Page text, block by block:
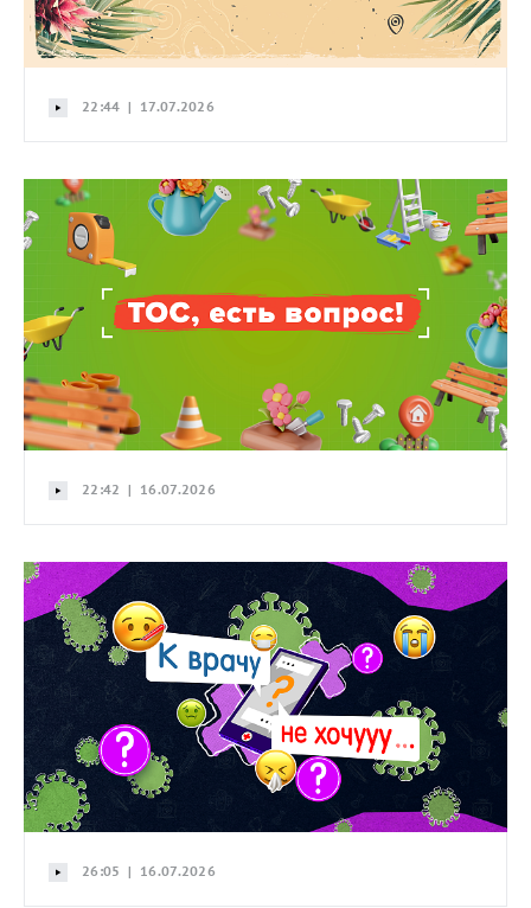
22:44 | 17.07.2026
22:42 | 16.07.2026
26:05 | 16.07.2026